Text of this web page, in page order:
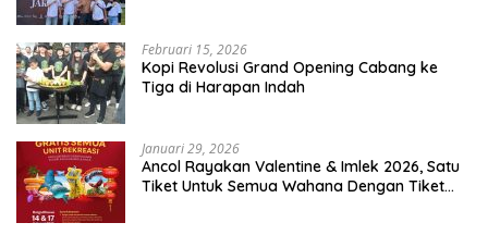
Februari 15, 2026
Kopi Revolusi Grand Opening Cabang ke
Tiga di Harapan Indah
Januari 29, 2026
Ancol Rayakan Valentine & Imlek 2026, Satu
Tiket Untuk Semua Wahana Dengan Tiket